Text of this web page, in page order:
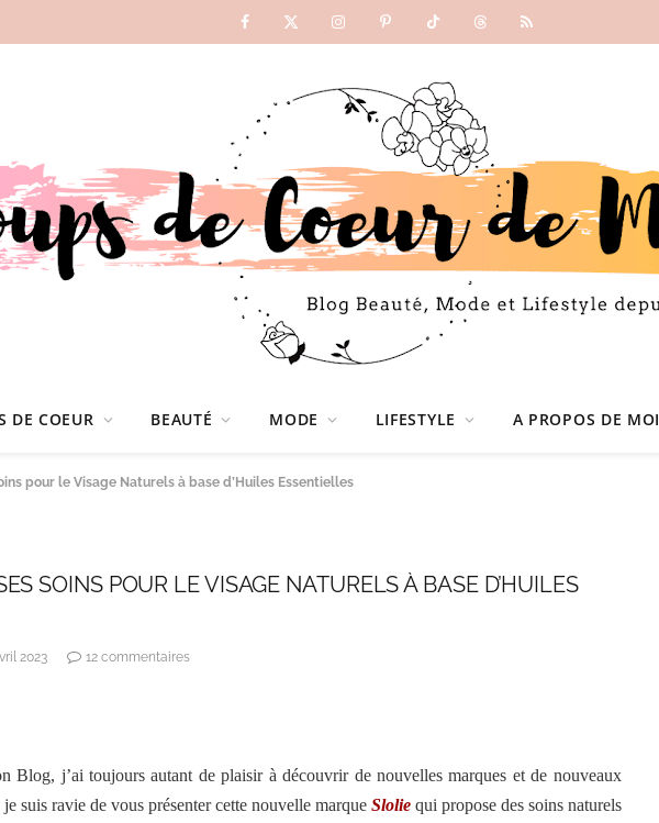
Facebook
X
InstagramPinterestTikTokThreadsRSS
DE COEUR BEAUTÉ MODE LIFESTYLE A PROPOS DE MOI
pour le Visage Naturels à base d’Huiles Essentielles
SOINS POUR LE VISAGE NATURELS À BASE D’HUILES
2023 12 commentaires
Blog, j’ai toujours autant de plaisir à découvrir de nouvelles marques et de nouveaux
suis ravie de vous présenter cette nouvelle marque Sloliequi propose des soins naturels